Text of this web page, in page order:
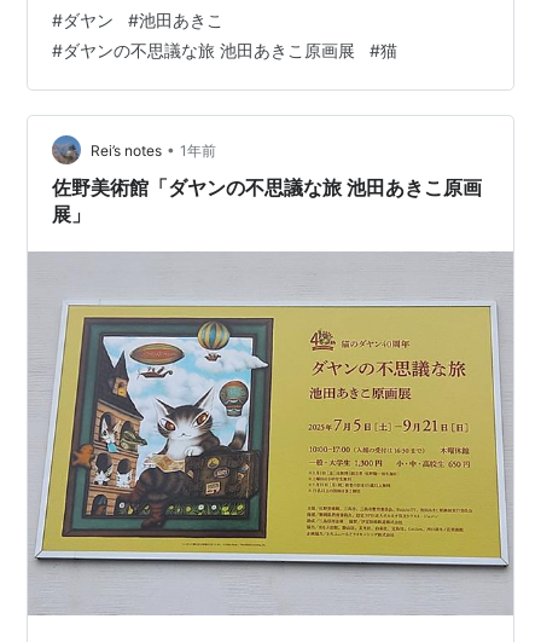
めるだけですが、 原画の解説を読んだりして、 池田あき
こさんの想いにも触れることができ、 素敵な時間を過ご
すことができました😸 グッズも沢山あって、色々欲しく
なっちゃいました。 今回は特別な1つだけを選んで買っち
ゃいました。 たまにはご褒美もね。 プレゼントにもらっ
たノベルティも可…
#ダヤン #池田あきこ
#ダヤンの不思議な旅 池田あきこ原画展 #猫
Rei’s notes • 1年前
佐野美術館「ダヤンの不思議な旅 池田あきこ原画
展」